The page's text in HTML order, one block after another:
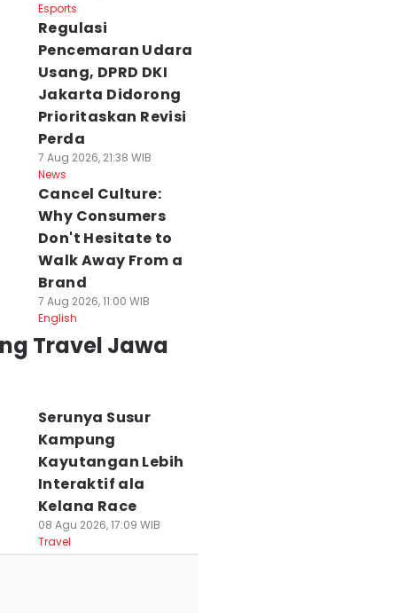
Esports
Regulasi
Pencemaran Udara
Usang, DPRD DKI
Jakarta Didorong
Prioritaskan Revisi
Perda
7 Aug 2026, 21:38 WIB
News
Cancel Culture:
Why Consumers
Don't Hesitate to
Walk Away From a
Brand
7 Aug 2026, 11:00 WIB
English
Travel Jawa
Serunya Susur
Kampung
Kayutangan Lebih
Interaktif ala
Kelana Race
08 Agu 2026, 17:09 WIB
Travel